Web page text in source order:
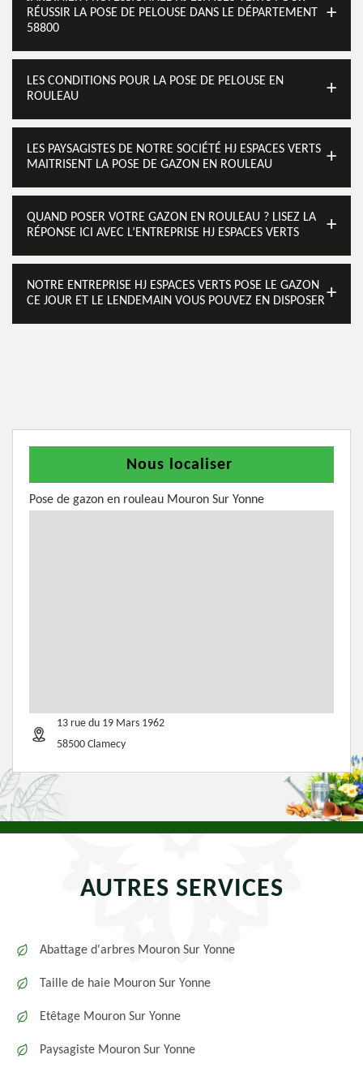
RÉUSSIR LA POSE DE PELOUSE DANS LE DÉPARTEMENT
58800
LES CONDITIONS POUR LA POSE DE PELOUSE EN
ROULEAU
LES PAYSAGISTES DE NOTRE SOCIÉTÉ HJ ESPACES VERTS
MAITRISENT LA POSE DE GAZON EN ROULEAU
QUAND POSER VOTRE GAZON EN ROULEAU ? LISEZ LA
RÉPONSE ICI AVEC L’ENTREPRISE HJ ESPACES VERTS
NOTRE ENTREPRISE HJ ESPACES VERTS POSE LE GAZON
CE JOUR ET LE LENDEMAIN VOUS POUVEZ EN DISPOSER
Nous localiser
Pose de gazon en rouleau Mouron Sur Yonne
13 rue du 19 Mars 1962
58500 Clamecy
AUTRES SERVICES
Abattage d'arbres Mouron Sur Yonne
Taille de haie Mouron Sur Yonne
Etêtage Mouron Sur Yonne
Paysagiste Mouron Sur Yonne